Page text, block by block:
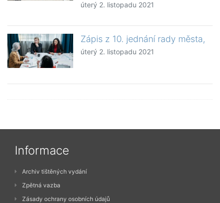
úterý 2. listopadu 2021
Zápis z 10. jednání rady města,
úterý 2. listopadu 2021
Informace
Archiv tištěných vydání
Zpětná vazba
Zásady ochrany osobních údajů